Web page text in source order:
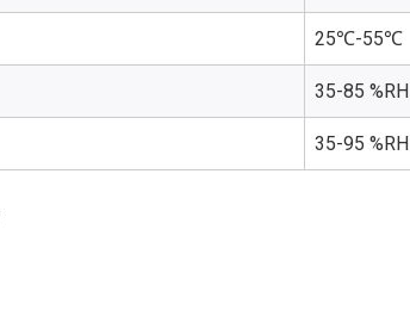
25℃-55℃
35-85 %RH
35-95 %RH